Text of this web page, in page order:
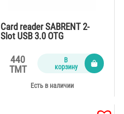
Card reader SABRENT 2-
Slot USB 3.0 OTG
440
TMT
В
корзину
Есть в наличии